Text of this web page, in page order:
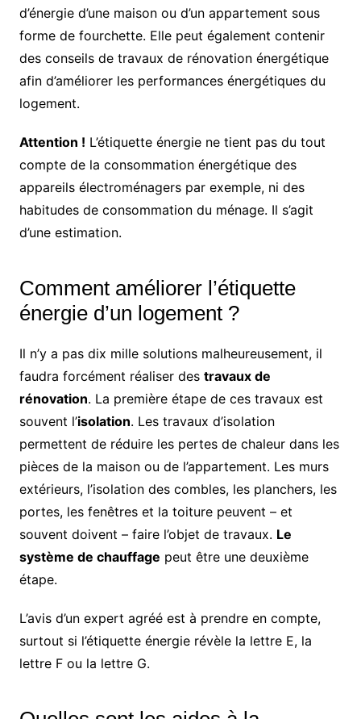
d’énergie d’une maison ou d’un appartement sous
forme de fourchette. Elle peut également contenir
des conseils de travaux de rénovation énergétique
afin d’améliorer les performances énergétiques du
logement.
Attention ! L’étiquette énergie ne tient pas du tout
compte de la consommation énergétique des
appareils électroménagers par exemple, ni des
habitudes de consommation du ménage. Il s’agit
d’une estimation.
Comment améliorer l’étiquette
énergie d’un logement ?
Il n’y a pas dix mille solutions malheureusement, il
faudra forcément réaliser des travaux de
rénovation. La première étape de ces travaux est
souvent l’isolation. Lestravaux d’isolation
permettent de réduire les pertes de chaleur dans les
pièces de la maison ou de l’appartement. Les murs
extérieurs, l’isolation des combles, les planchers, les
portes, les fenêtres et la toiture peuvent – et
souvent doivent – faire l’objet de travaux. Le
système de chauffage peut être une deuxième
étape.
L’avis d’un expert agréé est à prendre en compte,
surtout si l’étiquette énergie révèle la lettre E, la
lettre F ou la lettre G.